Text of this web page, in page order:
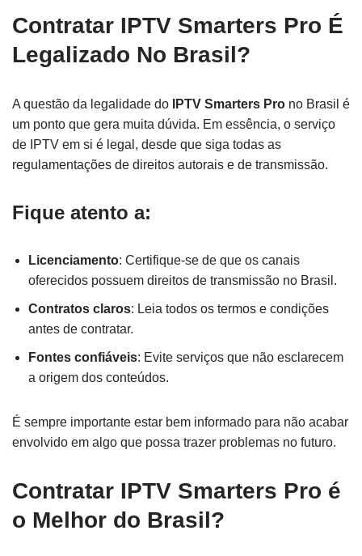
Contratar IPTV Smarters Pro É
Legalizado No Brasil?
A questão da legalidade do IPTV Smarters Pro no Brasil é
um ponto que gera muita dúvida. Em essência, o serviço
de IPTV em si é legal, desde que siga todas as
regulamentações de direitos autorais e de transmissão.
Fique atento a:
Licenciamento: Certifique-se de que os canais
oferecidos possuem direitos de transmissão no Brasil.
Contratos claros: Leia todos os termos e condições
antes de contratar.
Fontes confiáveis: Evite serviços que não esclarecem
a origem dos conteúdos.
É sempre importante estar bem informado para não acabar
envolvido em algo que possa trazer problemas no futuro.
Contratar IPTV Smarters Pro é
o Melhor do Brasil?